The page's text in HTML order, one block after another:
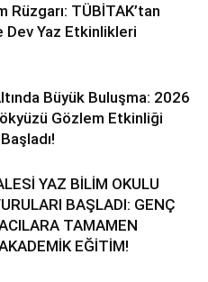
Rüzgarı: TÜBİTAK’tan
Dev Yaz Etkinlikleri
Büyük Buluşma: 2026
Gözlem Etkinliği
YAZ BİLİM OKULU
BAŞLADI: GENÇ
TAMAMEN
EĞİTİM!